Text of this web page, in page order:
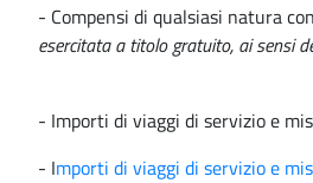
- Compensi di qualsiasi natura
esercitata a titolo gratuito, ai sensi
- Importi di viaggi di servizio e
- Importi di viaggi di servizio e